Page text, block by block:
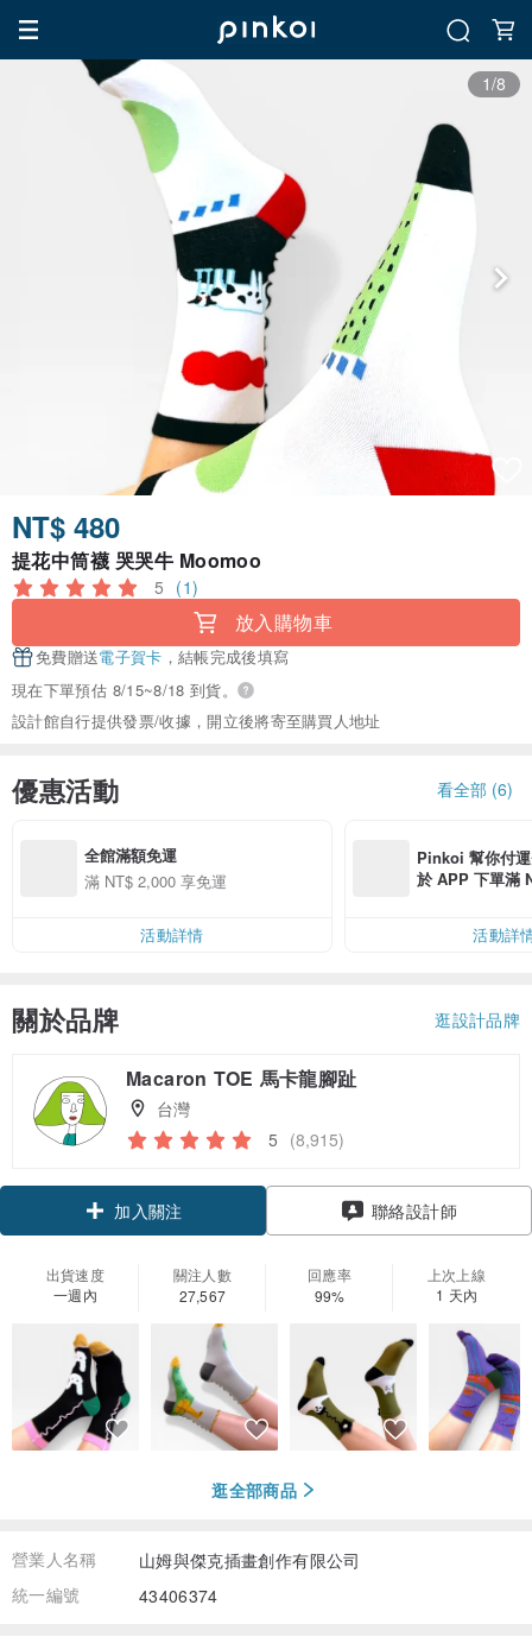
1/8
NT$ 480
提花中筒襪 哭哭牛 Moomoo
5 (1)
放入購物車
免費贈送電子賀卡 ，結帳完成後填寫
現在下單預估 8/15~8/18 到貨。
設計館自行提供發票/收據，開立後將寄至購買人地址
優惠活動 看全部 (6)
全館滿額免運
滿 NT$ 2,000 享免運
活動詳情
Pinkoi 幫你付
於 APP 下單滿
活動詳
關於品牌 逛設計品牌
Macaron TOE 馬卡龍腳趾
台灣
5 (8,915)
加入關注
聯絡設計師
出貨速度
一週內
關注人數
27,567
回應率
99%
上次上線
1 天內
逛全部商品
營業人名稱
山姆與傑克插畫創作有限公司
統一編號
43406374